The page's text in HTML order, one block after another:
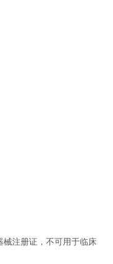
械注册证，不可用于临床